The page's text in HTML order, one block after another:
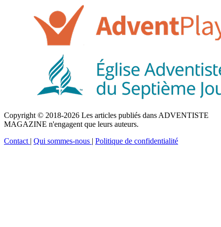
Copyright © 2018-2026 Les articles publiés dans ADVENTISTE
MAGAZINE n'engagent que leurs auteurs.
Contact | Qui sommes-nous | Politique de confidentialité